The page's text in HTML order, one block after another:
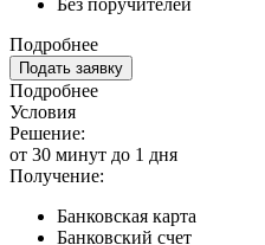
Подробнее
Подать заявку
Подробнее
Условия
Решение:
от 30 минут до 1 дня
Получение:
Банковская карта
Банковский счет